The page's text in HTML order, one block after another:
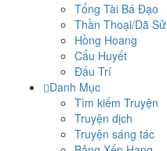
Tổng Tài Bá Đạo
Thần Thoại/Dã Sử
Hồng Hoang
Cẩu Huyết
Đấu Trí
Danh Mục
Tìm kiếm Truyện
Truyện dịch
Truyện sáng tác